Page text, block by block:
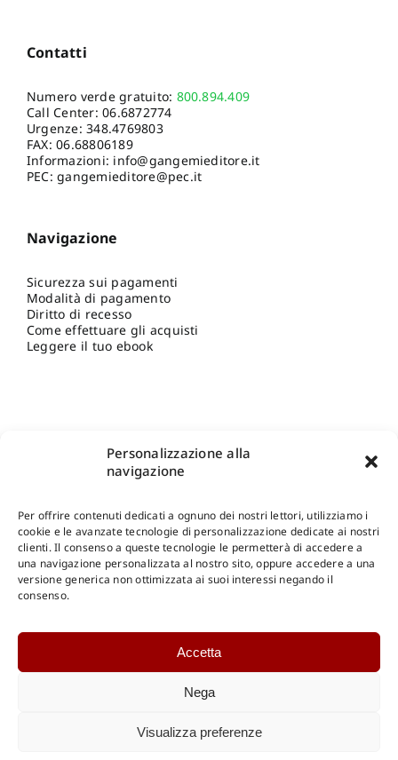
Personalizzazione alla
navigazione
Per offrire contenuti dedicati a ognuno dei nostri lettori, utilizziamo i
cookie e le avanzate tecnologie di personalizzazione dedicate ai nostri
clienti. Il consenso a queste tecnologie le permetterà di accedere a
una navigazione personalizzata al nostro sito, oppure accedere a una
versione generica non ottimizzata ai suoi interessi negando il
consenso.
Accetta
Nega
Visualizza preferenze
Contatti
Numero verde gratuito: 800.894.409
Call Center:06.6872774
Urgenze:348.4769803
FAX: 06.68806189
Informazioni: info@gangemieditore.it
PEC: gangemieditore@pec.it
Navigazione
Sicurezza sui pagamenti
Modalità di pagamento
Diritto di recesso
Come effettuare gli acquisti
Leggere il tuo ebook
Shop Gangemi Editore-Pagamenti Sicuri e anche Rateali
Catalogo Online
Catalogo Internazionale
DOWNLOAD
Catalogo Internazionale